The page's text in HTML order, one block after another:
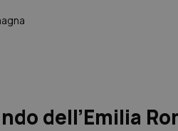
dell’Emilia